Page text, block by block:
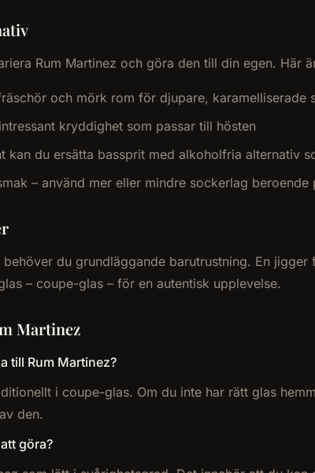
Rum Martinez och göra den till din egen. Här
och mörk rom för djupare, karamelliserade
kryddighet som passar till hösten
kan du ersätta bassprit med alkoholfria alternativ
– använd mer eller mindre sockerlag beroende
behöver du grundläggande barutrustning. En
– coupe-glas – för en autentisk upplevelse.
Martinez
till Rum Martinez?
i coupe-glas. Om du inte har rätt glas
den.
göra?